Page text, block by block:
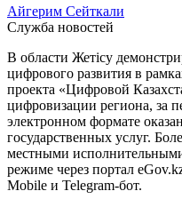
Айгерим Сейткали
Служба новостей
В области Жетісу
цифрового развития в
проекта «Цифровой
цифровизации региона, за
электронном формате
государственных услуг.
местными
режиме через портал
Mobile и Telegram-бот.